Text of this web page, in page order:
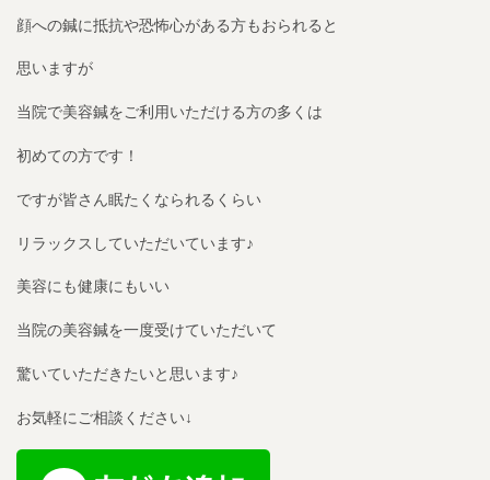
顔への鍼に抵抗や恐怖心がある方もおられると
思いますが
当院で美容鍼をご利用いただける方の多くは
初めての方です！
ですが皆さん眠たくなられるくらい
リラックスしていただいています♪
美容にも健康にもいい
当院の美容鍼を一度受けていただいて
驚いていただきたいと思います♪
お気軽にご相談ください↓